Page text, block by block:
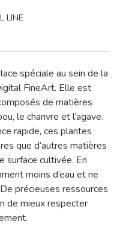
LINE
spéciale au sein de la
FineArt. Elle est
de matières
le chanvre et l‘agave.
rapide, ces plantes
que d‘autres matières
surface cultivée. En
moins d’eau et ne
précieuses ressources
de mieux respecter
Traitement De
Le Blog De